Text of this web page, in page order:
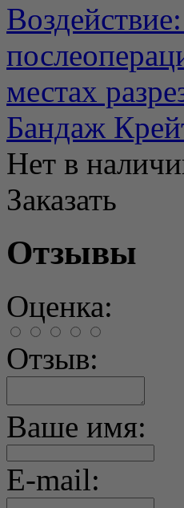
местах
Бандаж
Нет в
Заказать
Отзывы
Оценка:
Отзыв:
Ваше имя:
E-mail: